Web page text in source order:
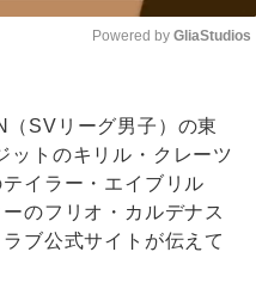
Powered by GliaStudios
SVリーグ男子）の東
ットのキリル・クレーツ
イラー・エイブリル
のフリオ・カルデナス
ブ公式サイトが伝えて